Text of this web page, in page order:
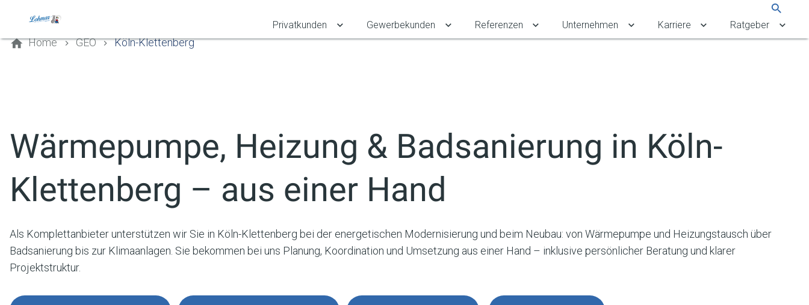
Privatkunden
Untermenü für Privatkunden umschalten
Gewerbekunden Untermenü für Gewerbekunden umschalten
Referenzen Untermenü für Referenzen umschalten
Unternehmen Untermenü für Unternehmen umschalten
Karriere Untermenü für Karriere
Ratgeber
Home GEO Köln-Klettenberg
Wärmepumpe, Heizung & Badsanierung in Köln-
Klettenberg – aus einer Hand
Als Komplettanbieter unterstützen wir Sie in Köln-Klettenberg bei der energetischen Modernisierung und beim Neubau: von Wärmepumpe und Heizungstausch über
Badsanierung bis zur Klimaanlagen. Sie bekommen bei uns Planung, Koordination und Umsetzung aus einer Hand – inklusive persönlicher Beratung und klarer
Projektstruktur.